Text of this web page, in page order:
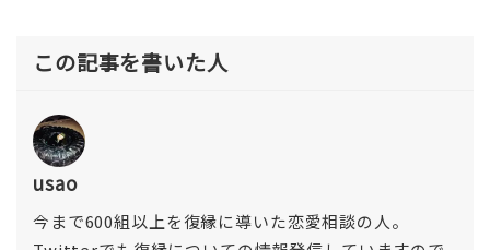
この記事を書いた人
usao
今まで600組以上を復縁に導いた恋愛相談の人。